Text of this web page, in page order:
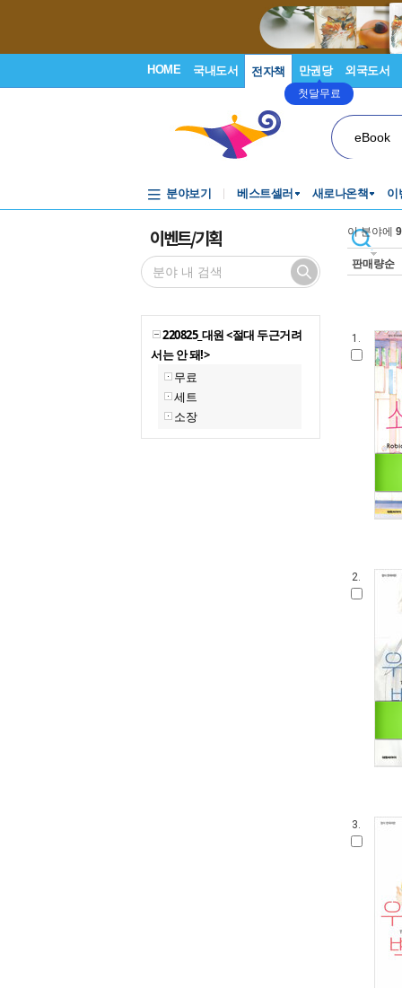
HOME 국내도서 전자책 만권당
첫달무료
외국도서
eBook
분야보기 베스트셀러 새로나온책 이
이벤트/기획
220825_대원 <절대 두근거려
서는 안 돼!>
무료
세트
소장
이 분야에 9
판매량순
1.
2.
3.